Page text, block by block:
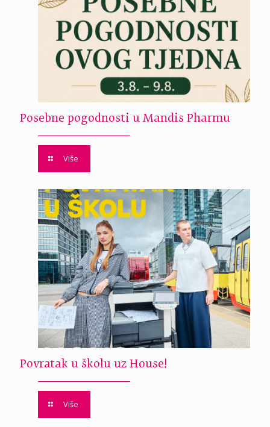
Posebne pogodnosti u Mandis Pharmu
Više
Povratak u školu uz House!
Više